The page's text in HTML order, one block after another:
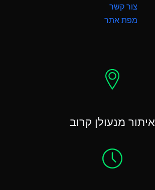
צור קשר
מפת אתר
איתור מנעולן קרוב